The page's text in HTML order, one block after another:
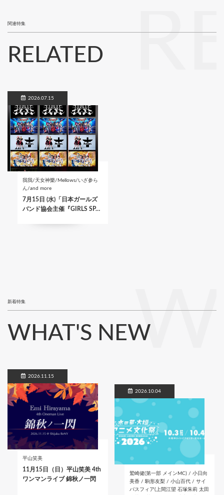
関連特集
RELATED
2026.07.15
我我/天女神樂/Mellows/いざ参ら
ん/and more
7月15日 (水)「日本ガールズ
バンド協会主催『GIRLS SP…
新着特集
WHAT'S NEW
2026.11.15
平山笑美
11月15日（日）平山笑美 4th
ワンマンライブ 錦秋ノ一閃
2026.10.04
鷲崎健(第一部 メインMC) / 小日向
美香 / 駒形友梨 / 小山百代 / サイ
バスフィア(上間江望 石塚朱莉 太田